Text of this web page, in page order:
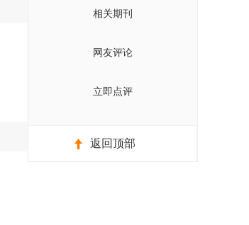
相关期刊
网友评论
立即点评
返回顶部